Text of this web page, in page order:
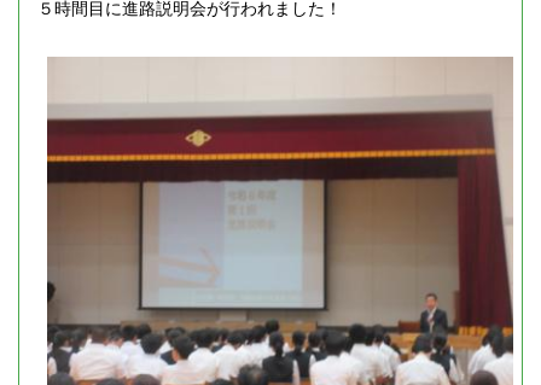
５時間目に進路説明会が行われました！